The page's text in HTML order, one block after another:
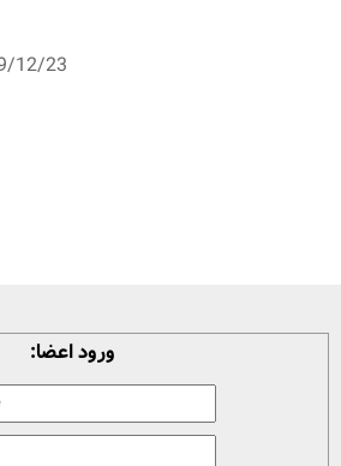
12/23
ورود اعضا: